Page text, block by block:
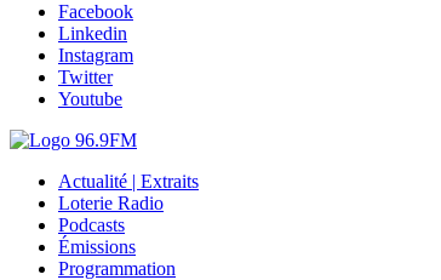
Facebook
Linkedin
Instagram
Twitter
Youtube
Actualité | Extraits
Loterie Radio
Podcasts
Émissions
Programmation